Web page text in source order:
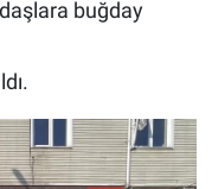
buğday